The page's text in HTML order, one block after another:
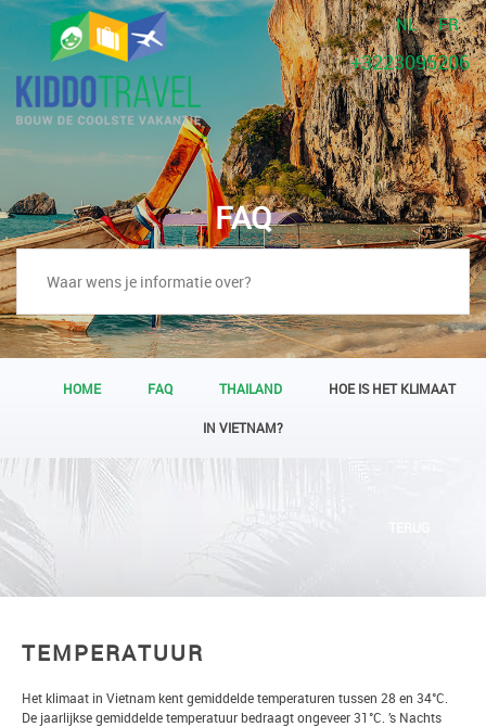
NL FR
+3223095206
FAQ
HOME FAQ THAILAND HOE IS HET KLIMAAT
IN VIETNAM?
TEMPERATUUR
Het klimaat in Vietnam kent gemiddelde temperaturen tussen 28 en 34°C.
De jaarlijkse gemiddelde temperatuur bedraagt ongeveer 31°C. ’s Nachts